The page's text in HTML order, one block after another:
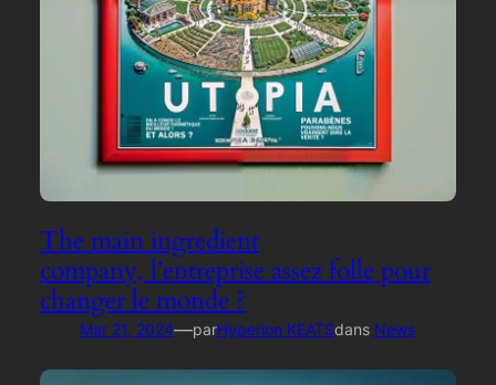
The main ingredient
company, l’entreprise assez folle pour
changer le monde ?
Mar 21, 2024—parHyperion KEATSdans News